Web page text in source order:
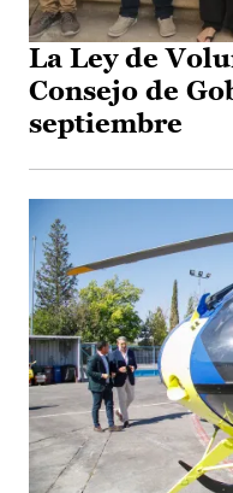
La Ley de
Consejo de
septiembre